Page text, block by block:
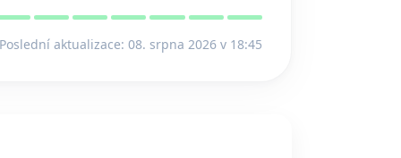
Poslední aktualizace: 08. srpna 2026 v 18:45